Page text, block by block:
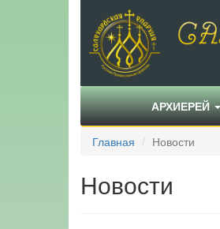
АРХИЕРЕЙ
Главная Новости
Новости